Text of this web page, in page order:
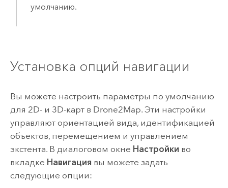
умолчанию.
Установка опций навигации
Вы можете настроить параметры по умолчанию
для 2D- и 3D-карт в Drone2Map. Эти настройки
управляют ориентацией вида, идентификацией
объектов, перемещением и управлением
экстента. В диалоговом окне Настройки во
вкладке Навигация вы можете задать
следующие опции: